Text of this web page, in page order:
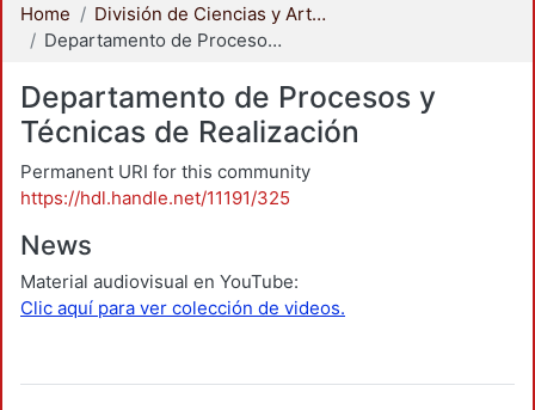
Home
División de Ciencias y Artes para el Diseño
Departamento de Procesos y Técnicas de Realización
Departamento de Procesos y
Técnicas de Realización
Permanent URI for this community
https://hdl.handle.net/11191/325
News
Material audiovisual en YouTube:
Clic aquí para ver colección de videos.